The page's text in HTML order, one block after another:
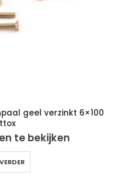
geel verzinkt 6×100
te bekijken